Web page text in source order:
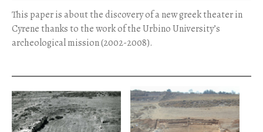
This paper is about the discovery of a new greek theater in
Cyrene thanks to the work of the Urbino University’s
archeological mission (2002-2008).